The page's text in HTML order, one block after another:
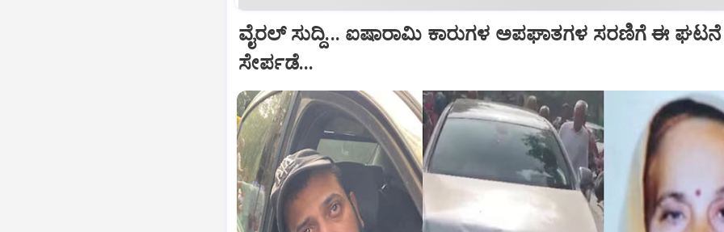
ವೈರಲ್ ಸುದ್ದಿ... ಐಷಾರಾಮಿ ಕಾರುಗಳ ಅಪಘಾತಗಳ ಸರಣಿಗೆ ಈ ಘಟನೆ
ಸೇರ್ಪಡೆ...